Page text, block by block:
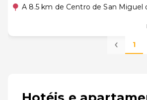
A 8.5 km de Centro de San Miguel
1